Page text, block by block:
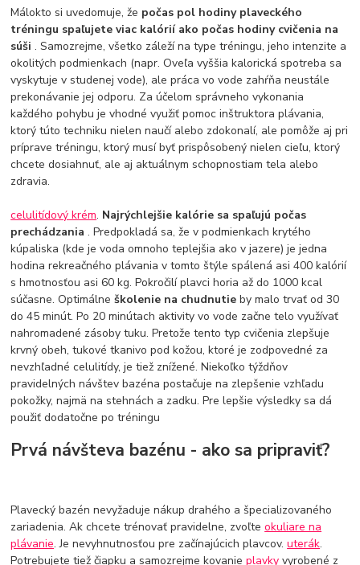
Málokto si uvedomuje, že počas pol hodiny plaveckého
tréningu spaľujete viac kalórií ako počas hodiny cvičenia na
súši. Samozrejme, všetko záleží na type tréningu, jeho intenzite a
okolitých podmienkach (napr. Oveľa vyššia kalorická spotreba sa
vyskytuje v studenej vode), ale práca vo vode zahŕňa neustále
prekonávanie jej odporu. Za účelom správneho vykonania
každého pohybu je vhodné využiť pomoc inštruktora plávania,
ktorý túto techniku nielen naučí alebo zdokonalí, ale pomôže aj pri
príprave tréningu, ktorý musí byť prispôsobený nielen cieľu, ktorý
chcete dosiahnuť, ale aj aktuálnym schopnostiam tela alebo
zdravia.
celulitídový krém. Najrýchlejšie kalórie sa spaľujú počas
prechádzania. Predpokladá sa, že v podmienkach krytého
kúpaliska (kde je voda omnoho teplejšia ako v jazere) je jedna
hodina rekreačného plávania v tomto štýle spálená asi 400 kalórií
s hmotnosťou asi 60 kg. Pokročilí plavci horia až do 1000 kcal
súčasne. Optimálneškolenie na chudnutieby malo trvať od 30
do 45 minút. Po 20 minútach aktivity vo vode začne telo využívať
nahromadené zásoby tuku. Pretože tento typ cvičenia zlepšuje
krvný obeh, tukové tkanivo pod kožou, ktoré je zodpovedné za
nevzhľadné celulitídy, je tiež znížené. Niekoľko týždňov
pravidelných návštev bazéna postačuje na zlepšenie vzhľadu
pokožky, najmä na stehnách a zadku. Pre lepšie výsledky sa dá
použiť dodatočne po tréningu
Prvá návšteva bazénu - ako sa pripraviť?
Plavecký bazén nevyžaduje nákup drahého a špecializovaného
zariadenia. Ak chcete trénovať pravidelne, zvoľteokuliare na
plávanie. Je nevyhnutnosťou pre začínajúcich plavcov.uterák.
Potrebujete tiež čiapku a samozrejme kovanieplavky vyrobené z